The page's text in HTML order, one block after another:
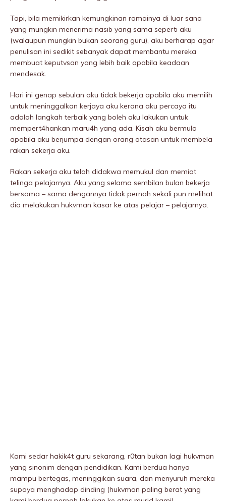
Tapi, bila memikirkan kemungkinan ramainya di luar sana
yang mungkin menerima nasib yang sama seperti aku
(walaupun mungkin bukan seorang guru), aku berharap agar
penulisan ini sedikit sebanyak dapat membantu mereka
membuat keputvsan yang lebih baik apabila keadaan
mendesak.
Hari ini genap sebulan aku tidak bekerja apabila aku memilih
untuk meninggaIkan kerjaya aku kerana aku percaya itu
adalah langkah terbaik yang boleh aku lakukan untuk
mempert4hankan maru4h yang ada. Kisah aku bermula
apabila aku berjumpa dengan orang atasan untuk membela
rakan sekerja aku.
Rakan sekerja aku telah didakwa memukuI dan memiat
telinga pelajarnya. Aku yang selama sembilan bulan bekerja
bersama – sama dengannya tidak pernah sekali pun melihat
dia melakukan hukvman kasar ke atas pelajar – pelajarnya.
Kami sedar hakik4t guru sekarang, r0tan bukan lagi hukvman
yang sinonim dengan pendidikan. Kami berdua hanya
mampu bertegas, meninggikan suara, dan menyuruh mereka
supaya menghadap dinding (hukvman paling berat yang